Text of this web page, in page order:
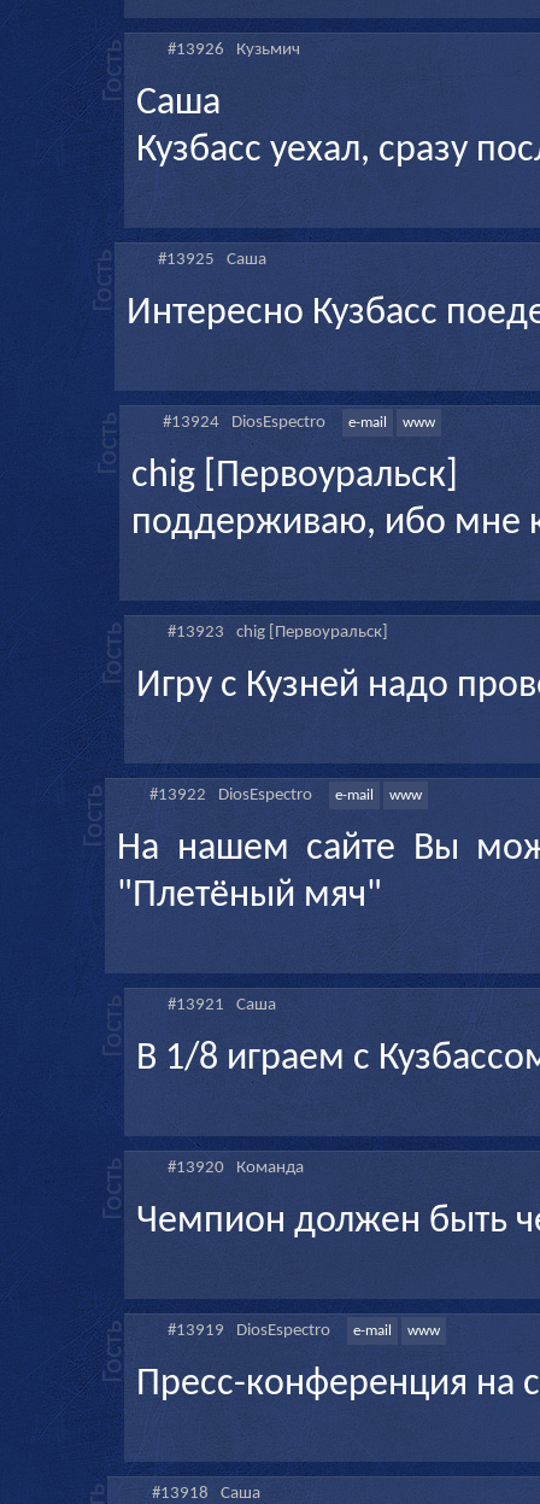
#13926 Кузьмич
Саша
Кузбасс уехал, сразу
#13925 Саша
Интересно Кузбасс
#13924 DiosEspectro e-mail www
chig [Первоуральск]
поддерживаю, ибо мне к
#13923 chig [Первоуральск]
Игру с Кузней надо
#13922 DiosEspectro e-mail www
На нашем сайте Вы
"Плетёный мяч"
#13921 Саша
В 1/8 играем с
#13920 Команда
Чемпион должен быть
#13919 DiosEspectro e-mail www
Пресс-конференция на
#13918 Саша